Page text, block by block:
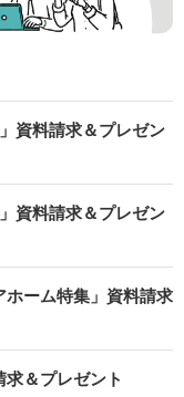
資料請求＆プレゼン
資料請求＆プレゼン
ーム特集」資料請求
＆プレゼント